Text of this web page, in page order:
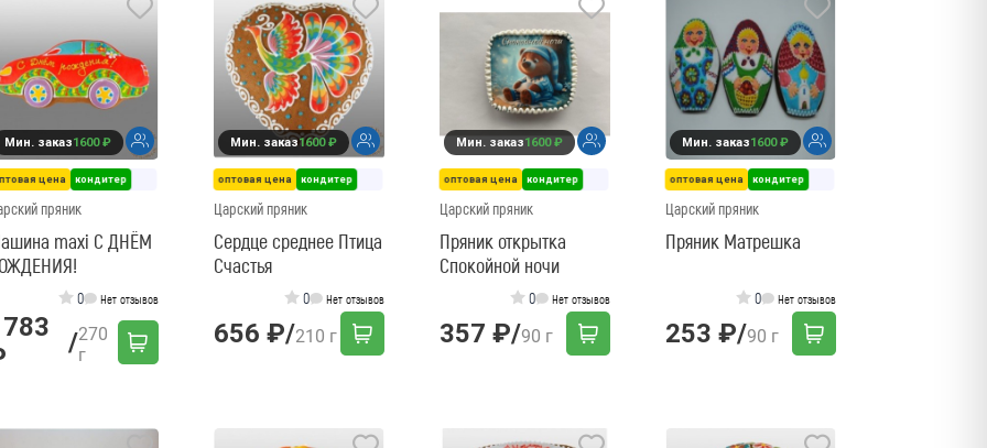
Мин. заказ1600 ₽
цена кондитер
пряник
maxi С ДНЁМ
0 Нет отзывов
/270
г
Мин. заказ1600 ₽
оптовая цена кондитер
Царский пряник
Сердце среднее Птица
Счастья
0 Нет отзывов
656 ₽/210 г
Мин. заказ1600 ₽
оптовая цена кондитер
Царский пряник
Пряник открытка
Спокойной ночи
0 Нет отзывов
357 ₽/90 г
Мин. заказ1600 ₽
оптовая цена кондитер
Царский пряник
Пряник Матрешка
0 Нет отзывов
253 ₽/90 г